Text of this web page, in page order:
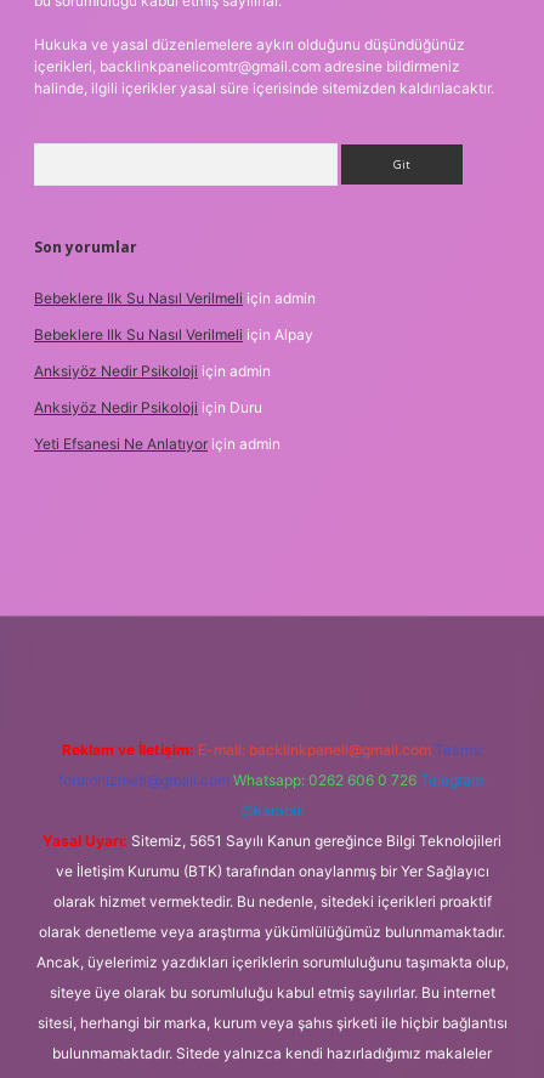
Hukuka ve yasal düzenlemelere aykırı olduğunu düşündüğünüz
içerikleri, backlinkpanelicomtr@gmail.com adresine bildirmeniz
halinde, ilgili içerikler yasal süre içerisinde sitemizden kaldırılacaktır.
Son yorumlar
Bebeklere Ilk Su Nasıl Verilmeli için admin
Bebeklere Ilk Su Nasıl Verilmeli için Alpay
Anksiyöz Nedir Psikoloji için admin
Anksiyöz Nedir Psikoloji için Duru
Yeti Efsanesi Ne Anlatıyor için admin
Reklam ve İletişim: E-mail: backlinkpaneli@gmail.com Teams:
forumhizmeti@gmail.com Whatsapp: 0262 606 0 726 Telegram:
@karabul
Yasal Uyarı: Sitemiz, 5651 Sayılı Kanun gereğince Bilgi Teknolojileri
ve İletişim Kurumu (BTK) tarafından onaylanmış bir Yer Sağlayıcı
olarak hizmet vermektedir. Bu nedenle, sitedeki içerikleri proaktif
olarak denetleme veya araştırma yükümlülüğümüz bulunmamaktadır.
Ancak, üyelerimiz yazdıkları içeriklerin sorumluluğunu taşımakta olup,
siteye üye olarak bu sorumluluğu kabul etmiş sayılırlar. Bu internet
sitesi, herhangi bir marka, kurum veya şahıs şirketi ile hiçbir bağlantısı
bulunmamaktadır. Sitede yalnızca kendi hazırladığımız makaleler